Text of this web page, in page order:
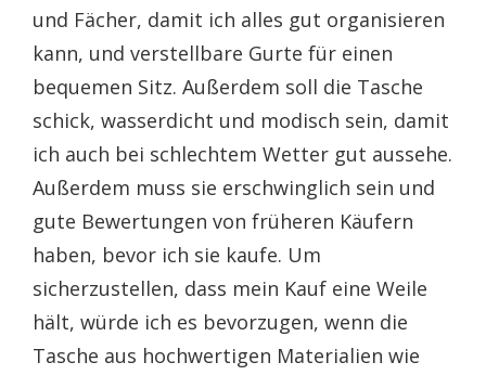
und Fächer, damit ich alles gut organisieren
kann, und verstellbare Gurte für einen
bequemen Sitz. Außerdem soll die Tasche
schick, wasserdicht und modisch sein, damit
ich auch bei schlechtem Wetter gut aussehe.
Außerdem muss sie erschwinglich sein und
gute Bewertungen von früheren Käufern
haben, bevor ich sie kaufe. Um
sicherzustellen, dass mein Kauf eine Weile
hält, würde ich es bevorzugen, wenn die
Tasche aus hochwertigen Materialien wie